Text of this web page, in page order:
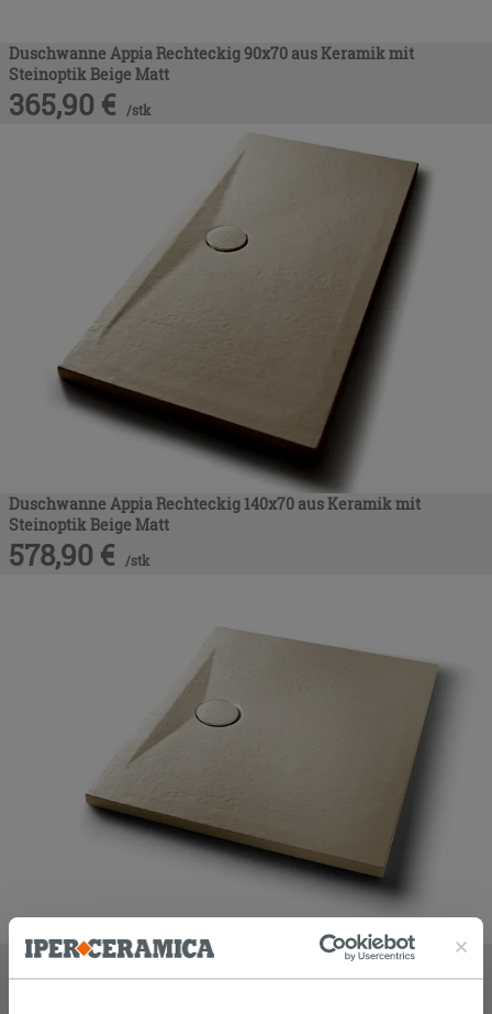
Duschwanne Appia Rechteckig 90x70 aus Keramik mit
Steinoptik Beige Matt
365,90 € /stk
Duschwanne Appia Rechteckig 140x70 aus Keramik mit
Steinoptik Beige Matt
578,90 € /stk
Duschwanne Appia Rechteckig 100x80 aus Keramik mit
Steinoptik Beige Matt